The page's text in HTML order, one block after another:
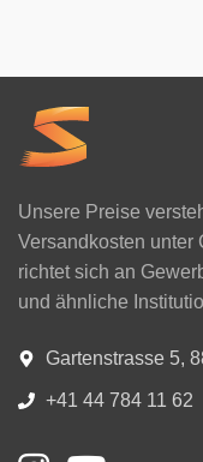
Unsere Preise
Versandkosten unter
richtet sich an
und ähnliche
Gartenstrasse 5,
+41 44 784 11 62